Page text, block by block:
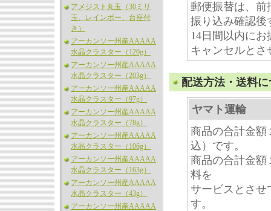
アメジスト丸玉（30ミリ
玉、レインボー、台座付
き）
アーカンソー州産AAAAA
水晶クラスター（120g）
アーカンソー州産AAAAA
水晶クラスター（203g）
アーカンソー州産AAAAA
水晶クラスター（97g）
アーカンソー州産AAAAA
水晶クラスター（78g）
アーカンソー州産AAAAA
水晶クラスター（106g）
アーカンソー州産AAAAA
水晶クラスター（163g）
アーカンソー州産AAAAA
水晶クラスター（43g）
アーカンソー州産AAAAA
郵便振替は、前
振り込み確認後
14日間以内に
キャンセルとさ
配送方法・送料
ヤマト運輸
商品の合計金額
込）です。
商品の合計金額
料を
サービスとさせ
す。